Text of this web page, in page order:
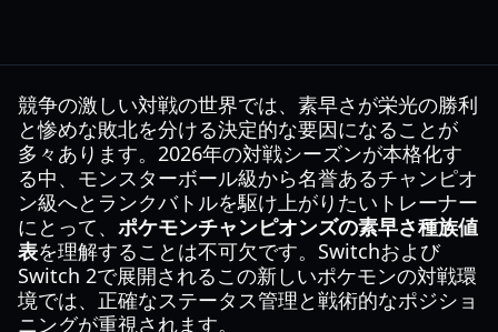
競争の激しい対戦の世界では、素早さが栄光の勝利
と惨めな敗北を分ける決定的な要因になることが
多々あります。2026年の対戦シーズンが本格化す
る中、モンスターボール級から名誉あるチャンピオ
ン級へとランクバトルを駆け上がりたいトレーナー
にとって、 ポケモンチャンピオンズの素早さ種族値
表を理解することは不可欠です。Switchおよび
Switch 2で展開されるこの新しいポケモンの対戦環
境では、正確なステータス管理と戦術的なポジショ
ニングが重視されます。